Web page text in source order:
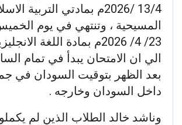
13/4 /2026م بمادتي التربية
المسيحية ، وتنتهي في يوم
23/ 4/ 2026م بمادة اللغة
الي ان الامتحان يبدأ في تمام
بعد الظهر بتوقيت السودان في
داخل السودان وخارجه .
وناشد خالد الطلاب الذين لم